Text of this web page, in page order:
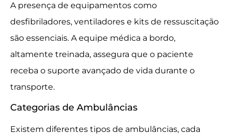
A presença de equipamentos como
desfibriladores, ventiladores e kits de ressuscitação
são essenciais. A equipe médica a bordo,
altamente treinada, assegura que o paciente
receba o suporte avançado de vida durante o
transporte.
Categorias de Ambulâncias
Existem diferentes tipos de ambulâncias, cada